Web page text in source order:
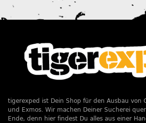
tigerexped ist Dein Shop für den Ausbau von
und Exmos. Wir machen Deiner Sucherei
Ende, denn hier findest Du alles aus einer